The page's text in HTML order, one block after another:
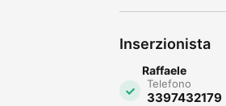
Inserzionista
Raffaele
Telefono
3397432179